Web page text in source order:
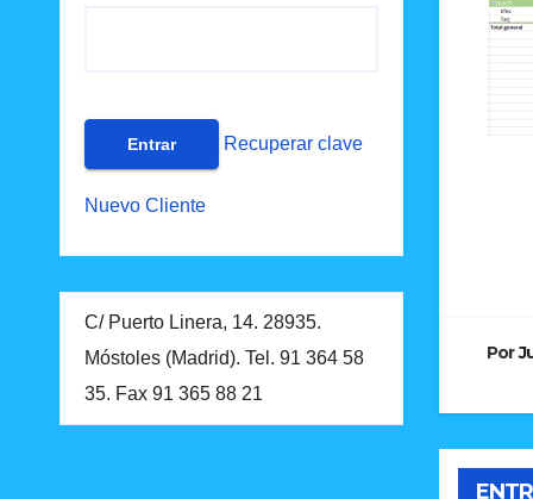
Recuperar clave
Nuevo Cliente
C/ Puerto Linera, 14. 28935.
Móstoles (Madrid). Tel. 91 364 58
35. Fax 91 365 88 21
Por